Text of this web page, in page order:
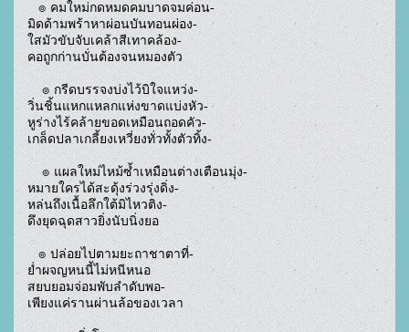
๏ คมใหม่กดหมดคมบาดจมค่อน-
มิดด้ามพร้าหาผ่อนบันทอนผ่อง-
ใสมัวขับจับเคล้าสีเทาคล้อง-
คอถูกก่านบั่นต้องจนหมองตัว
๏ กรีดบรรจงบ่งไว้บิใจแหว่ง-
วิ่นชิ้นแหกแหลกแห่งขาดแบ่งหัว-
หูร่างไร้คล้ายขอดเหมือนถอดคัว-
เกล็ดปลาเกลี้ยงเหวี่ยงทั่วทั้งตัวทิ้ง-
๏ แผลใหม่ไหม้ซ้ำเหมือนต่างเตือนมุ่ง-
หมายใครได้สะดุ้งร่วงรุ่งดิ่ง-
หล่นถึงเนื้อลึกใต้มิไหวติง-
ดึงยุดฉุดสาวยิ่งนับนิ่งยอ
๏ ปล่อยไปตามยะถาชาตาที่-
ย่ำผจญหนนี้ไม่หนีหนอ
สยบยอมจ่อมพับลำดับพอ-
เพียงแค่รานผ่านล้อของเวลา